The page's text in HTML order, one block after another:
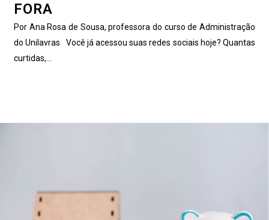
FORA
Por Ana Rosa de Sousa, professora do curso de Administração
do Unilavras Você já acessou suas redes sociais hoje? Quantas
curtidas,...